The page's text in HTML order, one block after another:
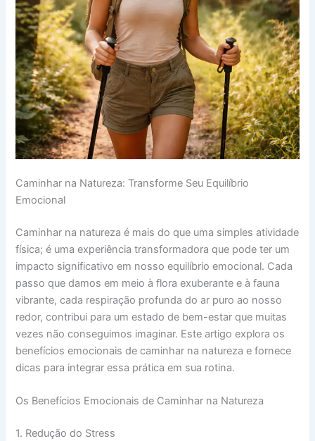
Caminhar na Natureza: Transforme Seu Equilíbrio
Emocional
Caminhar na natureza é mais do que uma simples atividade
física; é uma experiência transformadora que pode ter um
impacto significativo em nosso equilíbrio emocional. Cada
passo que damos em meio à flora exuberante e à fauna
vibrante, cada respiração profunda do ar puro ao nosso
redor, contribui para um estado de bem-estar que muitas
vezes não conseguimos imaginar. Este artigo explora os
benefícios emocionais de caminhar na natureza e fornece
dicas para integrar essa prática em sua rotina.
Os Benefícios Emocionais de Caminhar na Natureza
1. Redução do Stress